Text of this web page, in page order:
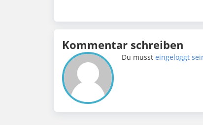
Kommentar schreiben
Du mussteingeloggt